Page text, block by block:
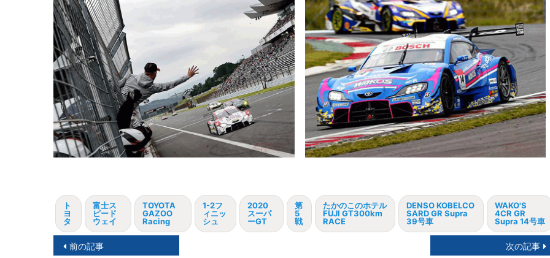
ト
ヨ
タ
富士ス
ピード
ウェイ
TOYOTA
GAZOO
Racing
1-2フ
ィニッ
シュ
2020
スーパ
ーGT
第
5
戦
たかのこのホテル
FUJI GT300km
RACE
DENSO KOBELCO
SARD GR Supra
39号車
WAKO'S
4CR GR
Supra 14号車
投前の記事 次の記事